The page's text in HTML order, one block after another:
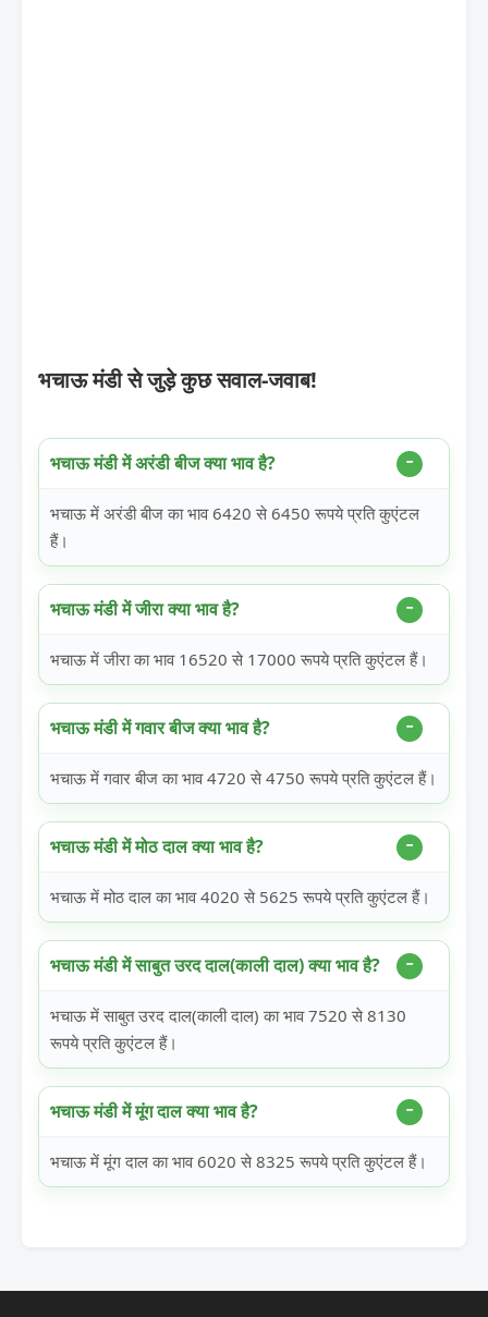
भचाऊ मंडी से जुड़े कुछ सवाल-जवाब!
भचाऊ मंडी में अरंडी बीज क्या भाव है?
भचाऊ में अरंडी बीज का भाव 6420 से 6450 रूपये प्रति कुएंटल
हैं।
भचाऊ मंडी में जीरा क्या भाव है?
भचाऊ में जीरा का भाव 16520 से 17000 रूपये प्रति कुएंटल हैं।
भचाऊ मंडी में गवार बीज क्या भाव है?
भचाऊ में गवार बीज का भाव 4720 से 4750 रूपये प्रति कुएंटल हैं।
भचाऊ मंडी में मोठ दाल क्या भाव है?
भचाऊ में मोठ दाल का भाव 4020 से 5625 रूपये प्रति कुएंटल हैं।
भचाऊ मंडी में साबुत उरद दाल(काली दाल) क्या भाव है?
भचाऊ में साबुत उरद दाल(काली दाल) का भाव 7520 से 8130
रूपये प्रति कुएंटल हैं।
भचाऊ मंडी में मूंग दाल क्या भाव है?
भचाऊ में मूंग दाल का भाव 6020 से 8325 रूपये प्रति कुएंटल हैं।